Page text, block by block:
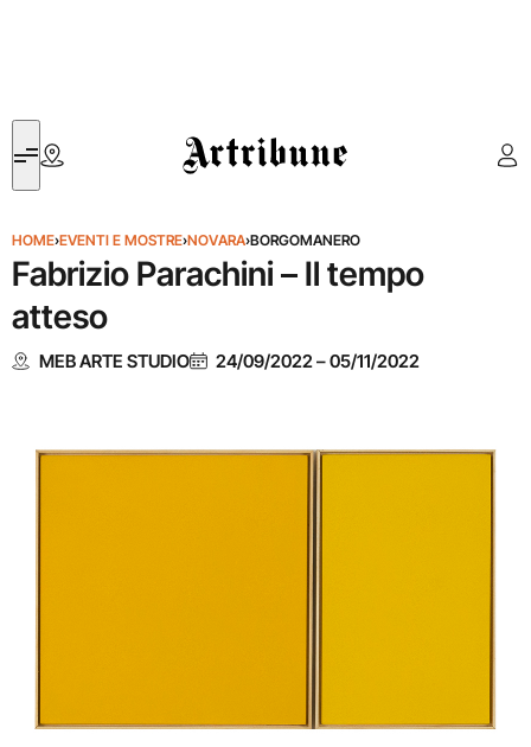
Artribune
HOME›EVENTI E MOSTRE›NOVARA›BORGOMANERO
Fabrizio Parachini – Il tempo
atteso
MEB ARTE STUDIO 24/09/2022–05/11/2022